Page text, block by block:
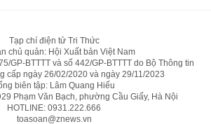
Tạp chí điện tử Tri Thức
chủ quản: Hội Xuất bản Việt Nam
GP-BTTTT và số 442/GP-BTTTT do Bộ Thông tin
cấp ngày 26/02/2020 và ngày 29/11/2023
biên tập: Lâm Quang Hiếu
Phạm Văn Bạch, phường Cầu Giấy, Hà Nội
HOTLINE: 0931.222.666
toasoan@znews.vn